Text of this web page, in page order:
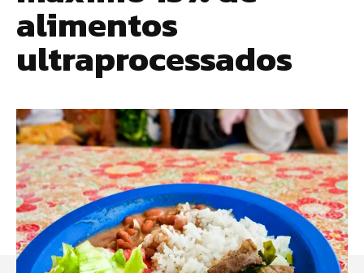
alimentos
ultraprocessados